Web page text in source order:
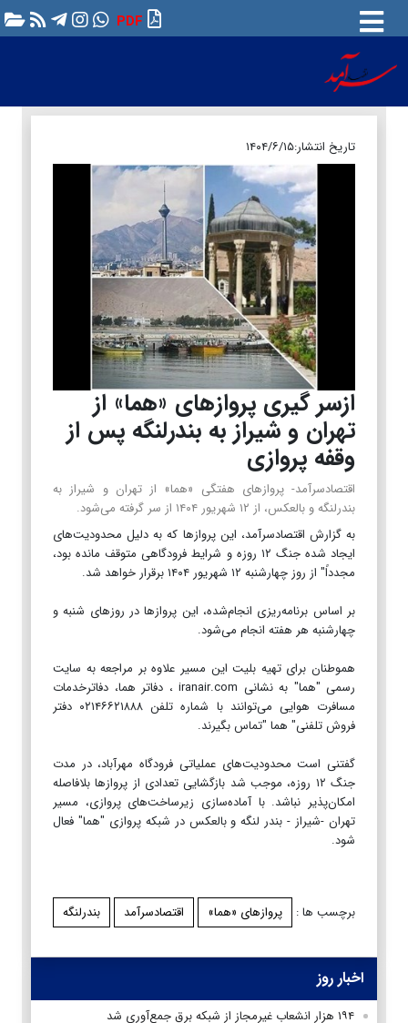
PDF
تاریخ انتشار:۱۴۰۴/۶/۱۵
ازسر گیری پروازهای «هما» از
تهران و شیراز به بندرلنگه پس از
وقفه پروازی
اقتصادسرآمد- پروازهای هفتگی «هما» از تهران و شیراز به
بندرلنگه و بالعکس، از ۱۲ شهریور ۱۴۰۴ از سر گرفته می‌شود.
به گزارش اقتصادسرآمد، این پروازها که به دلیل محدودیت‌های
ایجاد شده جنگ ۱۲ روزه و شرایط فرودگاهی متوقف مانده بود،
مجدداً" از روز چهارشنبه ۱۲ شهریور ۱۴۰۴ برقرار خواهد شد.
بر اساس برنامه‌ریزی انجام‌شده، این پروازها در روزهای شنبه و
چهارشنبه هر هفته انجام می‌شود.
هموطنان برای تهیه بلیت این مسیر علاوه بر مراجعه به سایت
رسمی "هما" به نشانی iranair.com ، دفاتر هما، دفاترخدمات
مسافرت هوایی می‌توانند با شماره تلفن ۰۲۱۴۶۶۲۱۸۸۸ دفتر
فروش تلفنی" هما "تماس بگیرند.
گفتنی است محدودیت‌های عملیاتی فرودگاه مهرآباد، در مدت
جنگ ۱۲ روزه، موجب شد بازگشایی تعدادی از پروازها بلافاصله
امکان‌پذیر نباشد. با آماده‌سازی زیرساخت‌های پروازی، مسیر
تهران -شیراز - بندر لنگه و بالعکس در شبکه پروازی "هما" فعال
شود.
برچسب ها : پروازهای «هما» اقتصادسرآمد بندرلنگه
اخبار روز
۱۹۴ هزار انشعاب غیرمجاز از شبکه برق جمع‌آوری شد